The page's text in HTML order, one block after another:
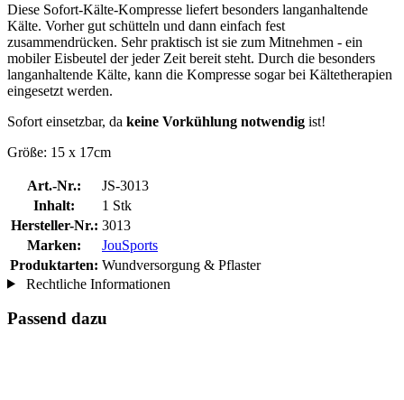
Diese Sofort-Kälte-Kompresse liefert besonders langanhaltende
Kälte. Vorher gut schütteln und dann einfach fest
zusammendrücken. Sehr praktisch ist sie zum Mitnehmen - ein
mobiler Eisbeutel der jeder Zeit bereit steht. Durch die besonders
langanhaltende Kälte, kann die Kompresse sogar bei Kältetherapien
eingesetzt werden.
Sofort einsetzbar, da keine Vorkühlung notwendig ist!
Größe: 15 x 17cm
Art.-Nr.:
JS-3013
Inhalt:
1 Stk
Hersteller-Nr.: 3013
Marken:
JouSports
Produktarten: Wundversorgung & Pflaster
Rechtliche Informationen
Passend dazu